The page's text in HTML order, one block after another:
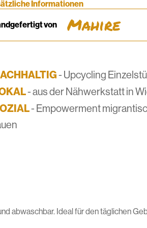
Informationen
von Mahire
- Upcycling
- aus der Nähwerkstatt in
- Empowerment
abwaschbar. Ideal für den täglichen